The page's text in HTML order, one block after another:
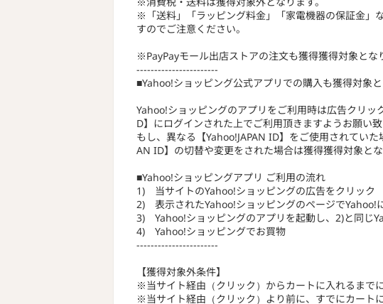
※「送料」「ラッピング料金」「家電機器の保証金」
すのでご注意ください。
※PayPayモール出店ストアの注文も獲得獲得対象とな
-----------------------
■Yahoo!ショッピング公式アプリでの購入も獲得対象
Yahoo!ショッピングのアプリをご利用時は広告クリッ
D】にログインされた上でご利用頂きますようお願い致
もし、異なる【Yahoo!JAPAN ID】をご使用されてい
AN ID】の切替や変更をされた場合は獲得獲得対象とな
■Yahoo!ショッピングアプリ ご利用の流れ
1) 当サイトのYahoo!ショッピングの広告をクリック
2) 表示されたYahoo!ショッピングのページでYahoo!
3) Yahoo!ショッピングのアプリを起動し、2)と同じ
4) Yahoo!ショッピングでお買物
-----------------------
【獲得対象外条件】
※当サイト経由（クリック）からカートに入れるまで
※当サイト経由（クリック）より前に、すでにカート